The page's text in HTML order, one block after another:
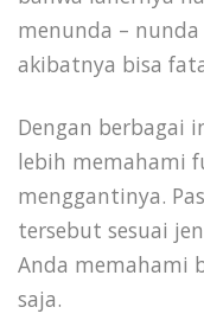
menunda –
akibatnya bisa
Dengan berbagai
lebih memahami
menggantinya.
tersebut sesuai
Anda memahami
saja.